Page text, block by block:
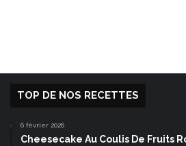
TOP DE NOS RECETTES
6 février 2026
Cheesecake Au Coulis De Fruits